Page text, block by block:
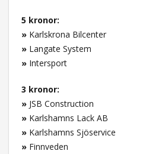
5 kronor:
» Karlskrona Bilcenter
» Langate System
» Intersport
3 kronor:
» JSB Construction
» Karlshamns Lack AB
» Karlshamns Sjöservice
» Finnveden